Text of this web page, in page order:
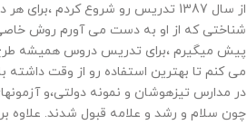
از سال 1387 تدریس رو شروع کردم
شناختی که از او به دست می آورم روش
پیش میگیرم ،برای تدریس دروس همیشه
می کنم تا بهترین استفاده رو از وقت داشته
در مدارس تیزهوشان و نمونه دولتی،و
چون سلام و رشد و علامه قبول شدند. علاوه